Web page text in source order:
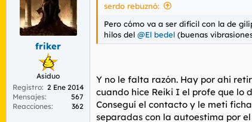
s
friker
Asiduo
Registro 2 Ene 2014
Mensajes
567
Reacciones
362
serdo rebuznó:
Pero cómo va a ser difícil con la de
hilos del @El bedel (buenas
Y no le falta razón. Hay por ahi
cuando hice Reiki I el profe que lo
Conseguí el contacto y le meti
separadas con la autoestima por